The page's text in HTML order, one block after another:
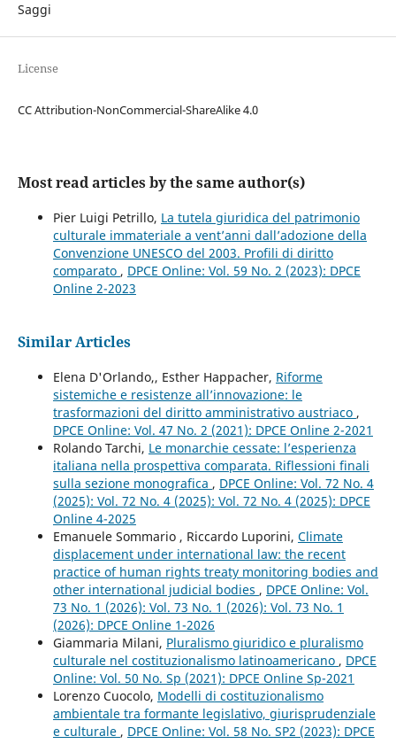
Saggi
License
CC Attribution-NonCommercial-ShareAlike 4.0
Most read articles by the same author(s)
Pier Luigi Petrillo, La tutela giuridica del patrimonio
culturale immateriale a vent’anni dall’adozione della
Convenzione UNESCO del 2003. Profili di diritto
comparato , DPCE Online: Vol. 59 No. 2 (2023): DPCE
Online 2-2023
Similar Articles
Elena D'Orlando,, Esther Happacher, Riforme
sistemiche e resistenze all’innovazione: le
trasformazioni del diritto amministrativo austriaco ,
DPCE Online: Vol. 47 No. 2 (2021): DPCE Online 2-2021
Rolando Tarchi, Le monarchie cessate: l’esperienza
italiana nella prospettiva comparata. Riflessioni finali
sulla sezione monografica , DPCE Online: Vol. 72 No. 4
(2025): Vol. 72 No. 4 (2025): Vol. 72 No. 4 (2025): DPCE
Online 4-2025
Emanuele Sommario , Riccardo Luporini, Climate
displacement under international law: the recent
practice of human rights treaty monitoring bodies and
other international judicial bodies , DPCE Online: Vol.
73 No. 1 (2026): Vol. 73 No. 1 (2026): Vol. 73 No. 1
(2026): DPCE Online 1-2026
Giammaria Milani, Pluralismo giuridico e pluralismo
culturale nel costituzionalismo latinoamericano , DPCE
Online: Vol. 50 No. Sp (2021): DPCE Online Sp-2021
Lorenzo Cuocolo, Modelli di costituzionalismo
ambientale tra formante legislativo, giurisprudenziale
e culturale , DPCE Online: Vol. 58 No. SP2 (2023): DPCE